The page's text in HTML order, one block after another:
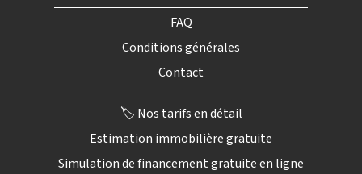
FAQ
Conditions générales
Contact
🏷️ Nos tarifs en détail
Estimation immobilière gratuite
Simulation de financement gratuite en ligne